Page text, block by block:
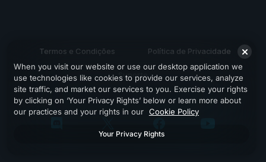
Termos e Condições Política de Privacidade
Suporte
When you visit our website or use our desktop application we
use technologies like cookies to provide our services, analyze
site traffic, and market our services to you. Exercise your rights
by clicking on ‘Your Privacy Rights’ below or learn more about
our practices and your rights in our Cookie Policy
Your Privacy Rights